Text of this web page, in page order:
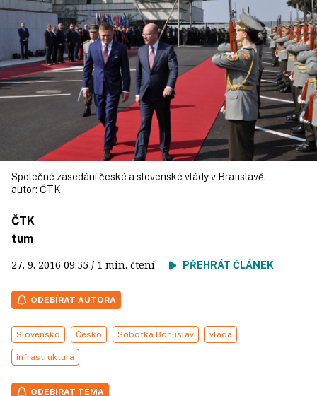
Společné zasedání české a slovenské vlády v Bratislavě.
autor: ČTK
ČTK
tum
27. 9. 2016 09:55 / 1 min. čtení PŘEHRÁT ČLÁNEK
ODEBÍRAT AUTORA
Slovensko Česko Sobotka Bohuslav vláda
infrastruktura
ODEBÍRAT TÉMA